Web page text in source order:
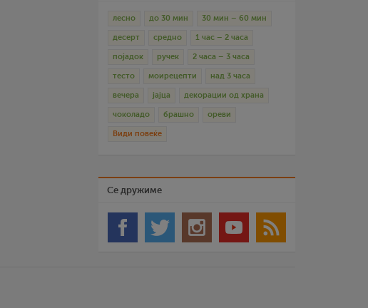
лесно до 30 мин 30 мин – 60 мин
десерт средно 1 час – 2 часа
појадок ручек 2 часа – 3 часа
тесто моирецепти над 3 часа
вечера јајца декорации од храна
чоколадо брашно ореви
Види повеќе
Се дружиме